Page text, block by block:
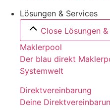
Lösungen & Services
Close Lösungen
Maklerpool
Der blau direkt
Systemwelt
Direktvereinbarung
Deine